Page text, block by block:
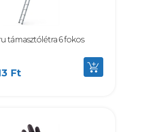
támasztólétra 6 fokos
Ft